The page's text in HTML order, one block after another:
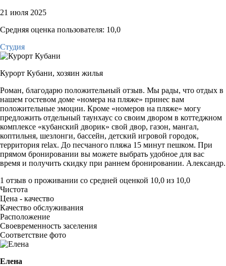
21 июля 2025
Средняя оценка пользователя: 10,0
Студия
Курорт Кубани, хозяин жилья
Роман, благодарю положительный отзыв. Мы рады, что отдых в
нашем гостевом доме «номера на пляже» принес вам
положительные эмоции. Кроме «номеров на пляже» могу
предложить отдельный таунхаус со своим двором в коттеджном
комплексе «кубанский дворик» свой двор, газон, мангал,
коптильня, шезлонги, бассейн, детский игровой городок,
территория relax. До песчаного пляжа 15 минут пешком. При
прямом бронировании вы можете выбрать удобное для вас
время и получить скидку при раннем бронировании. Александр.
1 отзыв о проживании со средней оценкой 10,0 из 10,0
Чистота
Цена - качество
Качество обслуживания
Расположение
Своевременность заселения
Соответствие фото
Елена